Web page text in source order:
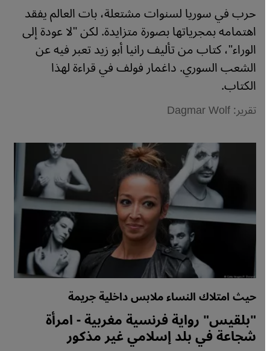
حرب في سوريا لسنوات مشتعلة، بات العالم يفقد
اهتمامه بمجرياتها بصورة متزايدة. لكن "لا عودة إلى
الوراء"، كتاب من تأليف رانيا أبو زيد تعبر فيه عن
الشعب السوري. داغمار فولف في قراءة لهذا
الكتاب.
تقرير: Dagmar Wolf
حيث امتلاك النساء ملابس داخلية جريمة
"بلقيس" رواية فرنسية مغربية - امرأة
شجاعة في بلد إسلامي غير مذكور